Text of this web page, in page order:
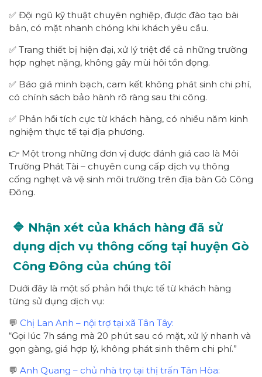
✅ Đội ngũ kỹ thuật chuyên nghiệp, được đào tạo bài
bản, có mặt nhanh chóng khi khách yêu cầu.
✅ Trang thiết bị hiện đại, xử lý triệt để cả những trường
hợp nghẹt nặng, không gây mùi hôi tồn đọng.
✅ Báo giá minh bạch, cam kết không phát sinh chi phí,
có chính sách bảo hành rõ ràng sau thi công.
✅ Phản hồi tích cực từ khách hàng, có nhiều năm kinh
nghiệm thực tế tại địa phương.
👉 Một trong những đơn vị được đánh giá cao là Môi
Trường Phát Tài – chuyên cung cấp dịch vụ thông
cống nghẹt và vệ sinh môi trường trên địa bàn Gò Công
Đông.
🔷 Nhận xét của khách hàng đã sử
dụng dịch vụ thông cống tại huyện Gò
Công Đông của chúng tôi
Dưới đây là một số phản hồi thực tế từ khách hàng
từng sử dụng dịch vụ:
💬 Chị Lan Anh – nội trợ tại xã Tân Tây:
“Gọi lúc 7h sáng mà 20 phút sau có mặt, xử lý nhanh và
gọn gàng, giá hợp lý, không phát sinh thêm chi phí.”
💬 Anh Quang – chủ nhà trọ tại thị trấn Tân Hòa: